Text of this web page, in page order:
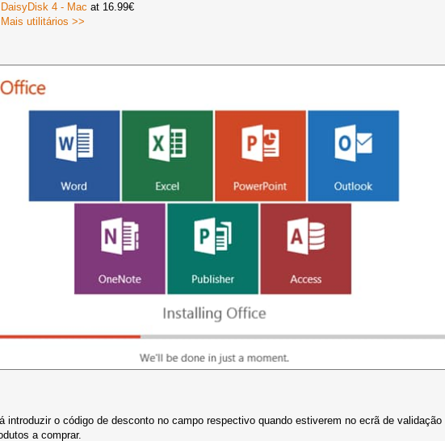
DaisyDisk 4 - Mac at 16.99€
Mais utilitários >>
introduzir o código de desconto no campo respectivo quando estiverem no ecrã de validação
a comprar.